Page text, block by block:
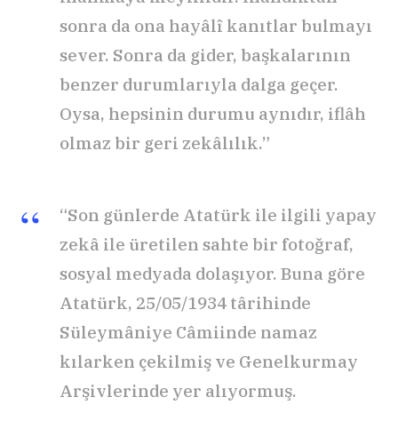
sonra da ona hayâlî kanıtlar bulmayı
sever. Sonra da gider, başkalarının
benzer durumlarıyla dalga geçer.
Oysa, hepsinin durumu aynıdır, iflâh
olmaz bir geri zekâlılık.”
“Son günlerde Atatürk ile ilgili yapay
zekâ ile üretilen sahte bir fotoğraf,
sosyal medyada dolaşıyor. Buna göre
Atatürk, 25/05/1934 târihinde
Süleymâniye Câmiinde namaz
kılarken çekilmiş ve Genelkurmay
Arşivlerinde yer alıyormuş.